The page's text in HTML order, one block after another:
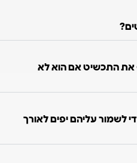
את התכשיט אם הוא לא
לשמור עליהם יפים לאורך